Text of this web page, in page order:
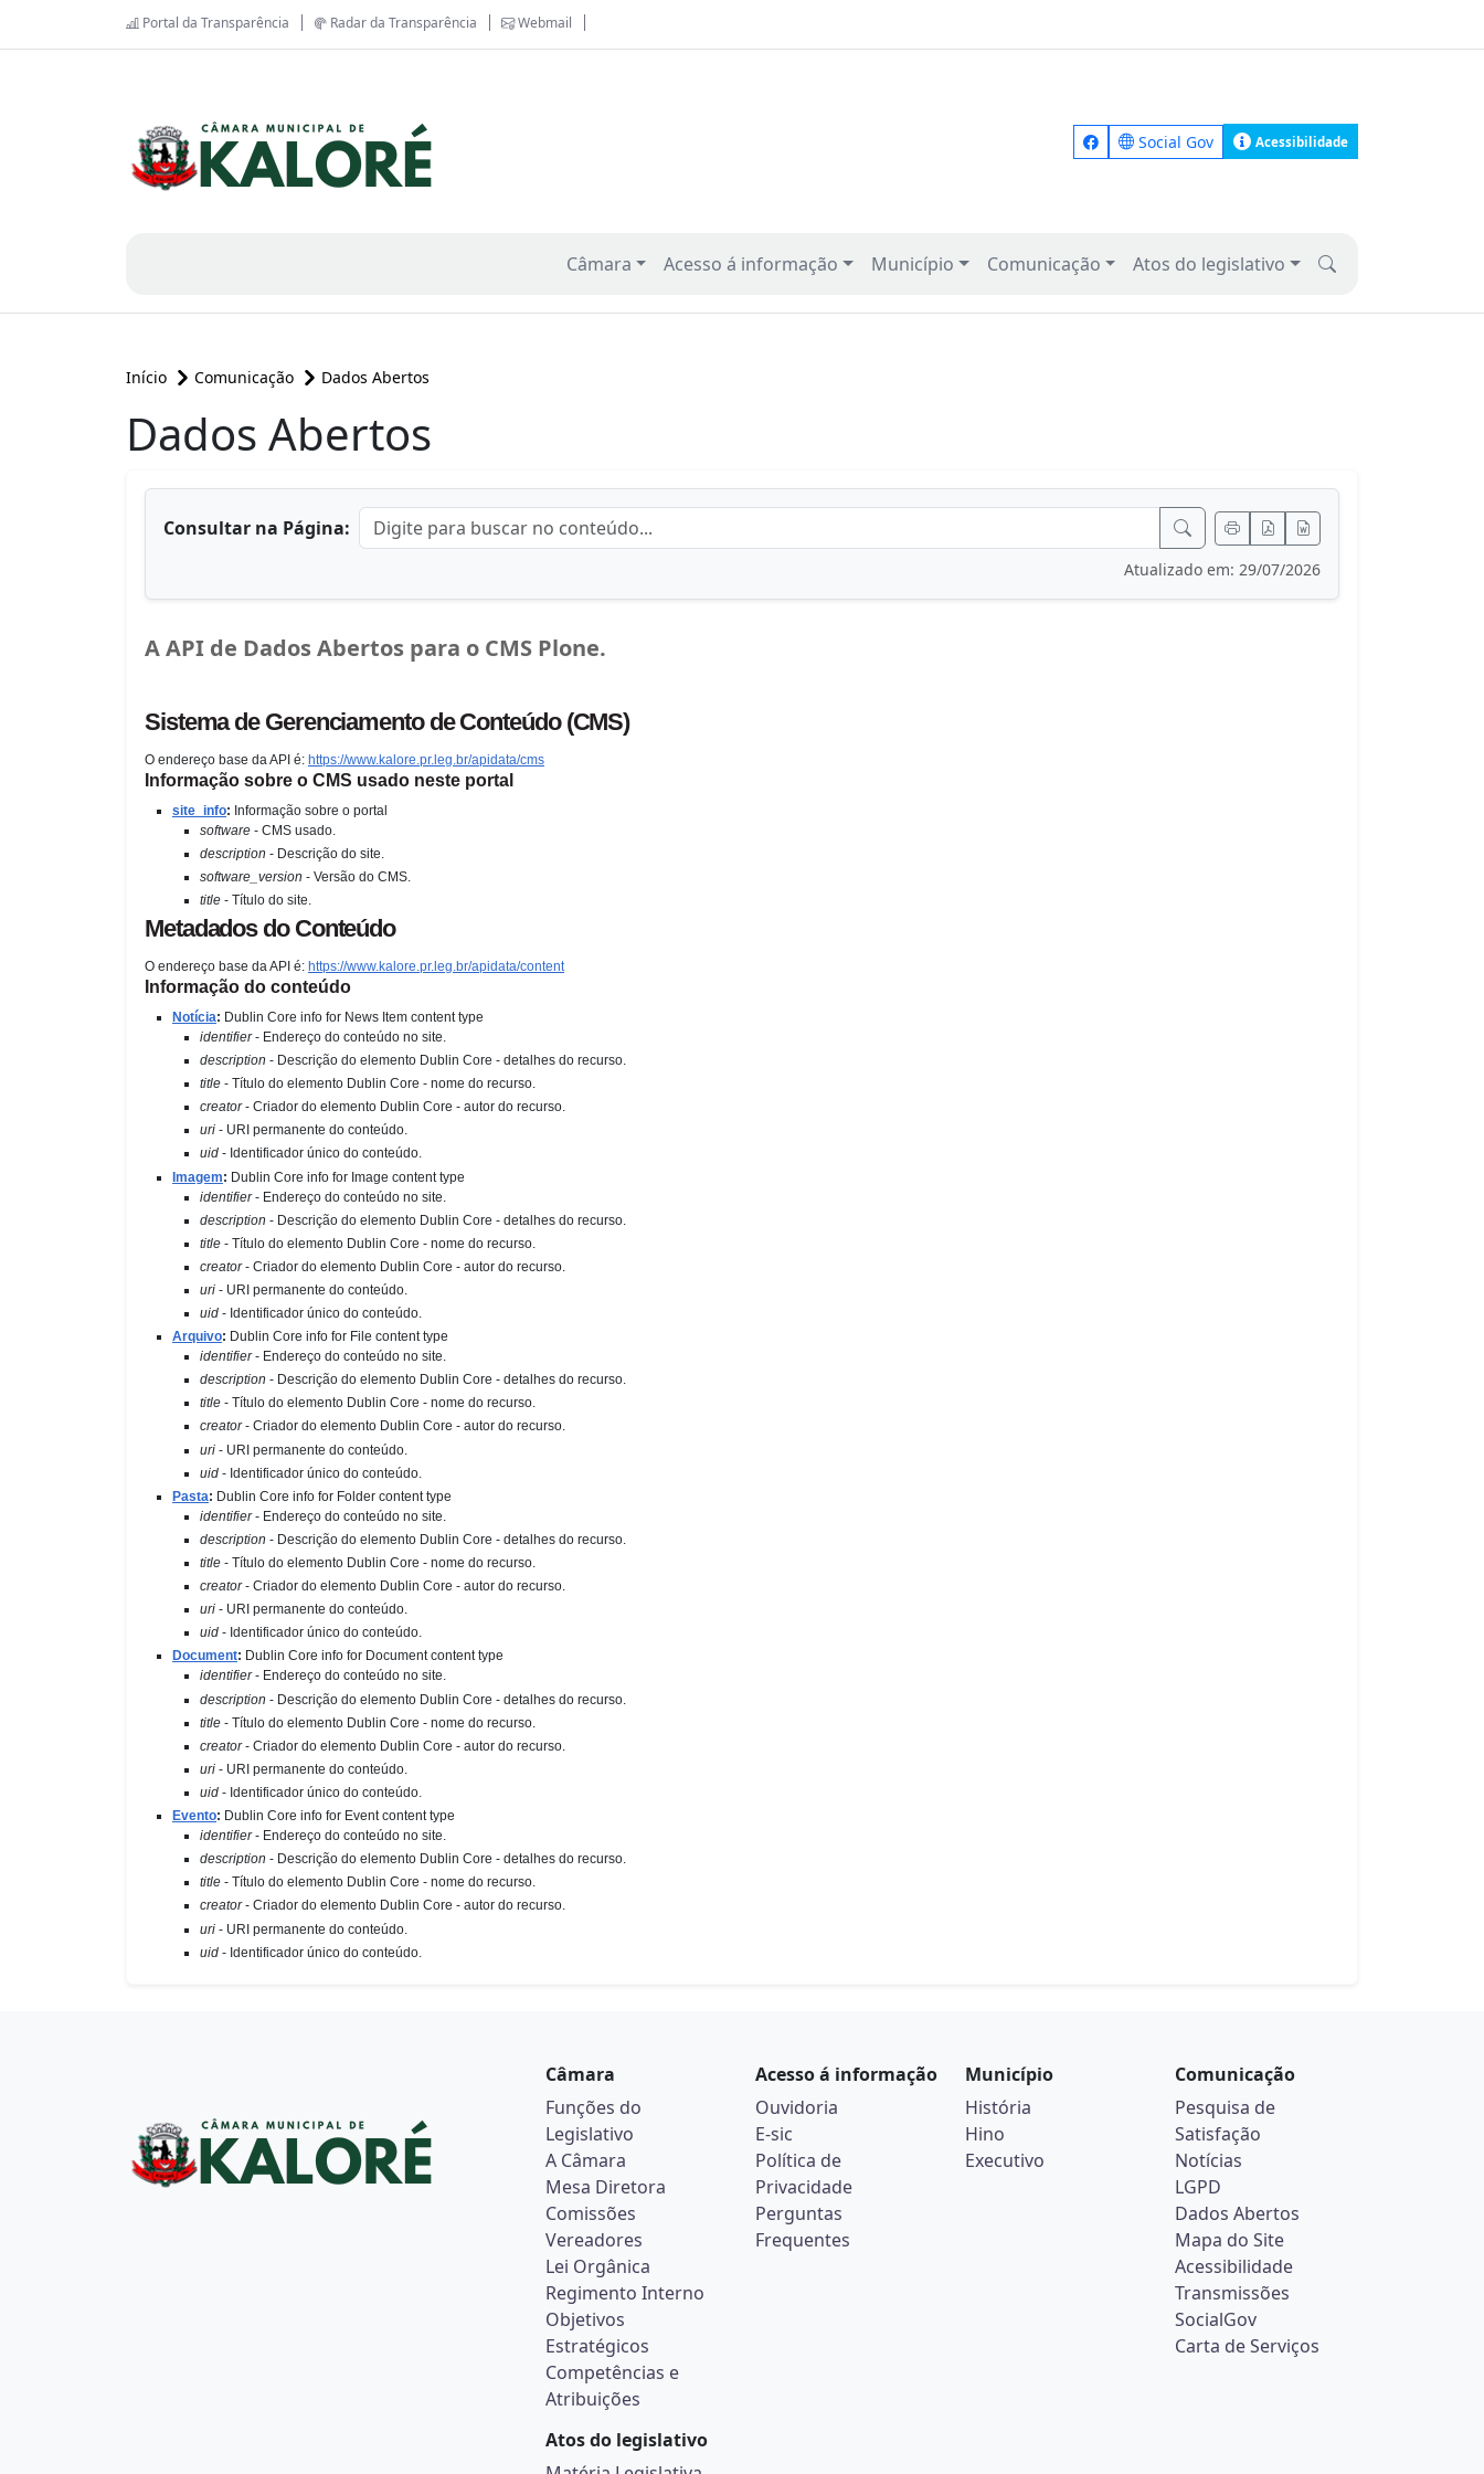
Portal da Transparência Radar da Transparência Webmail
Social Gov Acessibilidade
Câmara Acesso á informação Município Comunicação Atos do legislativo
Início Comunicação Dados Abertos
conteúdo principalDados Abertos
Consultar na Página:
Atualizado em: 29/07/2026
A API de Dados Abertos para o CMS Plone.
Sistema de Gerenciamento de Conteúdo (CMS)
O endereço base da API é: https://www.kalore.pr.leg.br/apidata/cms
Informação sobre o CMS usado neste portal
site_info: Informação sobre o portal
software- CMS usado.
description - Descrição do site.
software_version - Versão do CMS.
title- Título do site.
Metadados do Conteúdo
O endereço base da API é: https://www.kalore.pr.leg.br/apidata/content
Informação do conteúdo
Notícia: Dublin Core info for News Item content type
identifier- Endereço do conteúdo no site.
description - Descrição do elemento Dublin Core - detalhes do recurso.
title- Título do elemento Dublin Core - nome do recurso.
creator- Criador do elemento Dublin Core - autor do recurso.
uri- URI permanente do conteúdo.
uid- Identificador único do conteúdo.
Imagem: Dublin Core info for Image content type
identifier- Endereço do conteúdo no site.
description - Descrição do elemento Dublin Core - detalhes do recurso.
title- Título do elemento Dublin Core - nome do recurso.
creator- Criador do elemento Dublin Core - autor do recurso.
uri- URI permanente do conteúdo.
uid- Identificador único do conteúdo.
Arquivo: Dublin Core info for File content type
identifier- Endereço do conteúdo no site.
description - Descrição do elemento Dublin Core - detalhes do recurso.
title- Título do elemento Dublin Core - nome do recurso.
creator- Criador do elemento Dublin Core - autor do recurso.
uri- URI permanente do conteúdo.
uid- Identificador único do conteúdo.
Pasta: Dublin Core info for Folder content type
identifier- Endereço do conteúdo no site.
description - Descrição do elemento Dublin Core - detalhes do recurso.
title- Título do elemento Dublin Core - nome do recurso.
creator- Criador do elemento Dublin Core - autor do recurso.
uri- URI permanente do conteúdo.
uid- Identificador único do conteúdo.
Document: Dublin Core info for Document content type
identifier- Endereço do conteúdo no site.
description - Descrição do elemento Dublin Core - detalhes do recurso.
title- Título do elemento Dublin Core - nome do recurso.
creator- Criador do elemento Dublin Core - autor do recurso.
uri- URI permanente do conteúdo.
uid- Identificador único do conteúdo.
Evento: Dublin Core info for Event content type
identifier- Endereço do conteúdo no site.
description - Descrição do elemento Dublin Core - detalhes do recurso.
title- Título do elemento Dublin Core - nome do recurso.
creator- Criador do elemento Dublin Core - autor do recurso.
uri- URI permanente do conteúdo.
uid- Identificador único do conteúdo.
Câmara
Funções do
Legislativo
A Câmara
Mesa Diretora
Comissões
Vereadores
Lei Orgânica
Regimento Interno
Objetivos
Estratégicos
Competências e
Atribuições
Acesso á informação
Ouvidoria
E-sic
Política de
Privacidade
Perguntas
Frequentes
Município
História
Hino
Executivo
Comunicação
Pesquisa de
Satisfação
Notícias
LGPD
Dados Abertos
Mapa do Site
Acessibilidade
Transmissões
SocialGov
Carta de Serviços
Atos do legislativo